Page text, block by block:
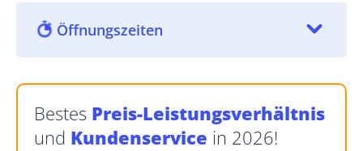
Öffnungszeiten
Bestes Preis-Leistungsverhältnis
und Kundenservice in 2026!